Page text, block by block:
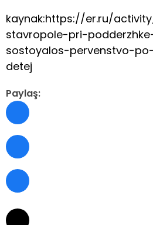
kaynak:https://er.ru/
stavropole-pri-
sostoyalos-pervenstvo-
detej
Paylaş: